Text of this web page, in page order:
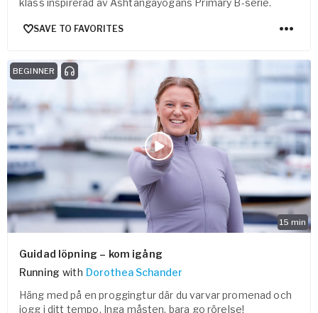
klass inspirerad av Ashtangayogans Primary B-serie.
SAVE TO FAVORITES
15 min
BEGINNER
Guidad löpning – kom igång
Running with Dorothea Schander
Häng med på en proggingtur där du varvar promenad och
jogg i ditt tempo. Inga måsten, bara go rörelse!